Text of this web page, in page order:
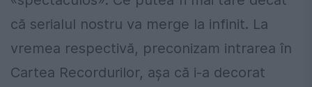
că serialul nostru va merge la infinit. La
vremea respectivă, preconizam intrarea în
Cartea Recordurilor, așa că i-a decorat